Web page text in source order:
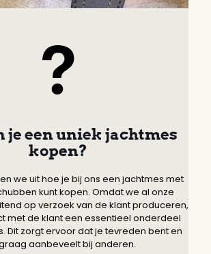
je een uniek jachtmes
kopen?
we uit hoe je bij ons een jachtmes met
kunt kopen. Omdat we al onze
op verzoek van de klant produceren,
met de klant een essentieel onderdeel
Dit zorgt ervoor dat je tevreden bent en
aanbeveelt bij anderen.